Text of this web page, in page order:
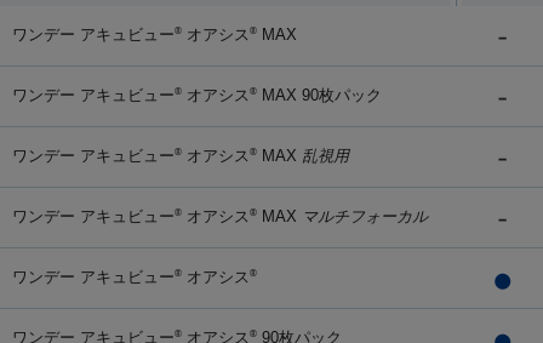
ワンデー アキュビュー® オアシス ® MAX
ワンデー アキュビュー® オアシス ® MAX 90枚パック
ワンデー アキュビュー® オアシス ® MAX 乱視用
ワンデー アキュビュー® オアシス ® MAX マルチフォーカル
ワンデー アキュビュー® オアシス ®
ワンデー アキュビュー® オアシス ® 90枚パック